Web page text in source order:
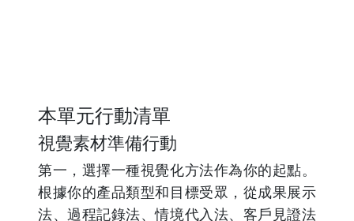
本單元行動清單
視覺素材準備行動
第一，選擇一種視覺化方法作為你的起點。
根據你的產品類型和目標受眾，從成果展示
法、過程記錄法、情境代入法、客戶見證法